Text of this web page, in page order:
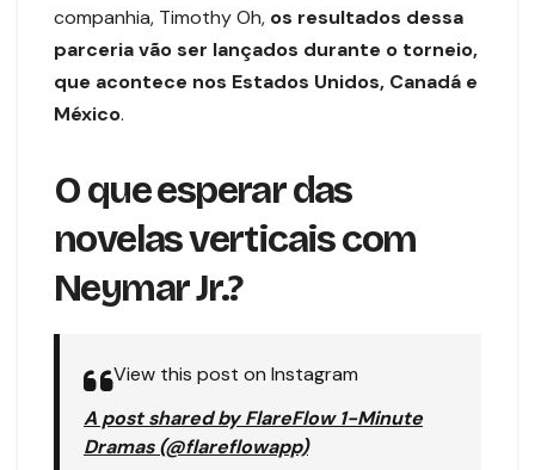
companhia, Timothy Oh, os resultados dessa
parceria vão ser lançados durante o torneio,
que acontece nos Estados Unidos, Canadá e
México.
O que esperar das
novelas verticais com
Neymar Jr.?
View this post on Instagram
A post shared by FlareFlow 1-Minute
Dramas (@flareflowapp)